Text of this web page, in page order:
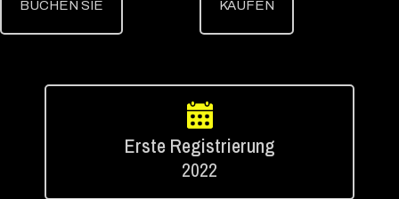
BUCHEN SIE KAUFEN
Erste Registrierung
2022